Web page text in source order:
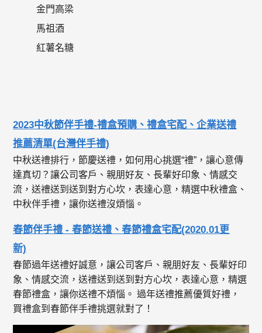
金門高梁
馬祖酒
紅薯名糖
2023中秋節伴手禮-禮盒預購、禮盒宅配、企業送禮
推薦清單(台灣伴手禮)
中秋送禮排行，節慶送禮，如何用心挑選“禮”，讓心意傳
達真切？讓公司客戶、親朋好友、長輩好印象、情感交
流，送禮送到送到對方心坎，表達心意，精選中秋禮盒、
中秋伴手禮，讓你送禮沒煩惱。
春節伴手禮 - 春節送禮、春節禮盒宅配(2020.01更
新)
春節過年送禮好誠意，讓公司客戶、親朋好友、長輩好印
象、情感交流，送禮送到送到對方心坎，表達心意，精選
春節禮盒，讓你送禮不煩惱。 過年送禮推薦優質好禮，
買禮盒到春節伴手禮挑選就對了！